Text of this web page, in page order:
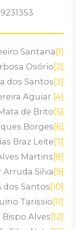
Santana[1]
Osório[2]
dos Santos[3]
Aguiar [4]
de Brito[5]
Borges[6]
Braz Leite[7]
Martins[8]
Silva[9]
dos Santos[10]
Tarissio[11]
Bispo Alves[12]